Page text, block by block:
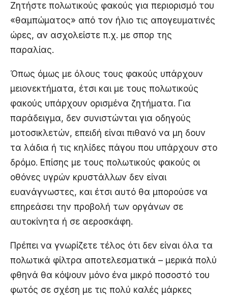
Ζητήστε πολωτικούς φακούς για περιορισμό του
«θαμπώματος» από τον ήλιο τις απογευματινές
ώρες, αν ασχολείστε π.χ. με σπορ της
παραλίας.
Όπως όμως με όλους τους φακούς υπάρχουν
μειονεκτήματα, έτσι και με τους πολωτικούς
φακούς υπάρχουν ορισμένα ζητήματα. Για
παράδειγμα, δεν συνιστώνται για οδηγούς
μοτοσικλετών, επειδή είναι πιθανό να μη δουν
τα λάδια ή τις κηλίδες πάγου που υπάρχουν στο
δρόμο. Επίσης με τους πολωτικούς φακούς οι
οθόνες υγρών κρυστάλλων δεν είναι
ευανάγνωστες, και έτσι αυτό θα μπορούσε να
επηρεάσει την προβολή των οργάνων σε
αυτοκίνητα ή σε αεροσκάφη.
Πρέπει να γνωρίζετε τέλος ότι δεν είναι όλα τα
πολωτικά φίλτρα αποτελεσματικά – μερικά πολύ
φθηνά θα κόψουν μόνο ένα μικρό ποσοστό του
φωτός σε σχέση με τις πολύ καλές μάρκες